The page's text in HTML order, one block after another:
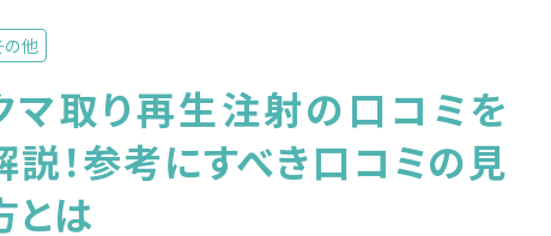
の他
マ取り再生注射の口コミを
説！参考にすべき口コミの見
とは